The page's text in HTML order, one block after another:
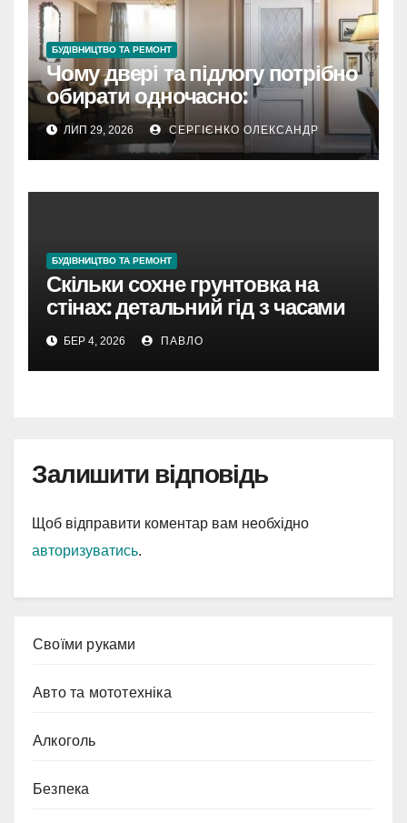
БУДІВНИЦТВО ТА РЕМОНТ
Чому двері та підлогу потрібно
обирати одночасно:
пояснюють експерти Holz
ЛИП 29, 2026 СЕРГІЄНКО ОЛЕКСАНДР
БУДІВНИЦТВО ТА РЕМОНТ
Скільки сохне грунтовка на
стінах: детальний гід з часами
та нюансами
БЕР 4, 2026 ПАВЛО
Залишити відповідь
Щоб відправити коментар вам необхідно
авторизуватись.
Cвоїми руками
Авто та мототехніка
Алкоголь
Безпека